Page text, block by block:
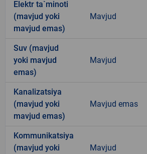
Elektr ta`minoti
(mavjud yoki
mavjud emas)
Mavjud
Suv (mavjud
yoki mavjud
emas)
Mavjud
Kanalizatsiya
(mavjud yoki
mavjud emas)
Mavjud emas
Kommunikatsiya
(mavjud yoki
Mavjud